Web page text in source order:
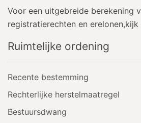
Voor een uitgebreide berekening
registratierechten en erelonen,kijk
Ruimtelijke ordening
Recente bestemming
Rechterlijke herstelmaatregel
Bestuursdwang